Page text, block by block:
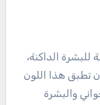
الداكنة،
تطبق هذا اللون
والبشرة